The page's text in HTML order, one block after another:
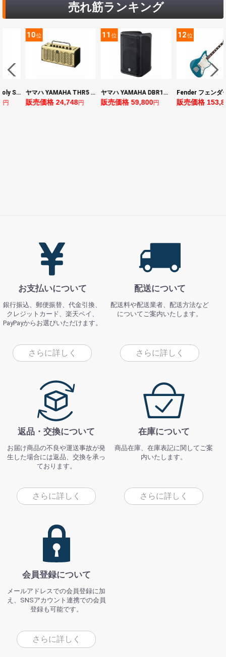
売れ筋ランキング
ヤマハ YAMAHA THR5 コンパクトギターアンプ 小型アンプ
円
11位
ヤマハ YAMAHA DBR10 パワードスピーカー
販売価格 59,800円
12位
Fender フェンダー Made in Japan Traditional Late 60s Jazzmaster RW Ocean Turquoise Metallic エレキギター
販売価格 153,896
13位
販売価格
お支払いについて
銀行振込、郵便振替、代金引換、
クレジットカード、楽天ペイ、
PayPayからお選びいただけます。
さらに詳しく
配送について
配送料や配送業者、配送方法など
についてご案内いたします。
さらに詳しく
返品・交換について
お届け商品の不良や運送事故が発
生した場合には返品、交換を承っ
ております。
さらに詳しく
在庫について
商品在庫、在庫表記に関してご案
内いたします。
さらに詳しく
会員登録について
メールアドレスでの会員登録に加
え、SNSアカウント連携での会員
登録も可能です。
さらに詳しく